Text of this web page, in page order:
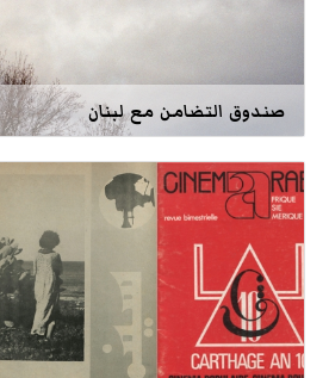
صندوق التضامن مع لبنان